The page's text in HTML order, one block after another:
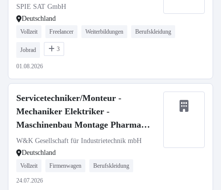
SPIE SAT GmbH
Deutschland
Vollzeit Freelancer Weiterbildungen Berufskleidung
Jobrad 3
01.08.2026
Servicetechniker/Monteur -
Mechaniker Elektriker -
Maschinenbau Montage Pharma
Medizintechnik (m/w/d)
W&K Gesellschaft für Industrietechnik mbH
Deutschland
Vollzeit Firmenwagen Berufskleidung
24.07.2026